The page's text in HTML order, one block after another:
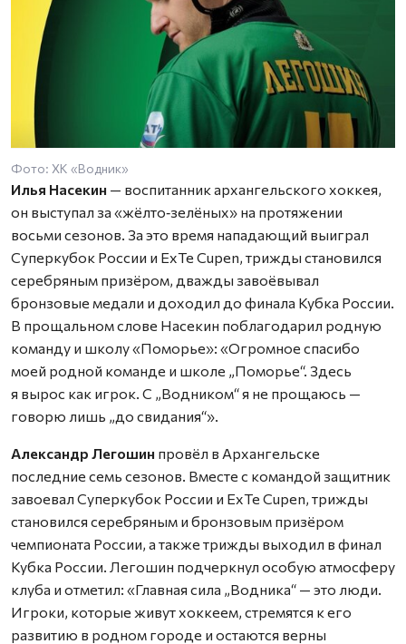
Фото: ХК «Водник»
Илья Насекин — воспитанник архангельского хоккея,
он выступал за «жёлто‑зелёных» на протяжении
восьми сезонов. За это время нападающий выиграл
Суперкубок России и ExTe Cupen, трижды становился
серебряным призёром, дважды завоёвывал
бронзовые медали и доходил до финала Кубка России.
В прощальном слове Насекин поблагодарил родную
команду и школу «Поморье»: «Огромное спасибо
моей родной команде и школе „Поморье“. Здесь
я вырос как игрок. С „Водником“ я не прощаюсь —
говорю лишь „до свидания“».
Александр Легошин провёл в Архангельске
последние семь сезонов. Вместе с командой защитник
завоевал Суперкубок России и ExTe Cupen, трижды
становился серебряным и бронзовым призёром
чемпионата России, а также трижды выходил в финал
Кубка России. Легошин подчеркнул особую атмосферу
клуба и отметил: «Главная сила „Водника“ — это люди.
Игроки, которые живут хоккеем, стремятся к его
развитию в родном городе и остаются верны